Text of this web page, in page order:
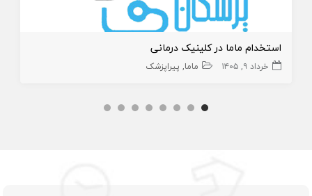
استخدام ماما در کلینیک درمانی
خرداد ۹, ۱۴۰۵ ماما پیراپزشک